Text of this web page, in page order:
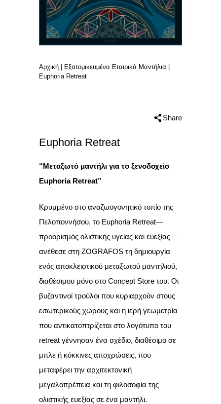
Αρχική Εξατομικευμένα Εταιρικά Μαντήλια
Euphoria Retreat
Euphoria Retreat
Share
“Μεταξωτό μαντήλι για το ξενοδοχείο
Euphoria Retreat”
Κρυμμένο στο αναζωογονητικό τοπίο της
Πελοποννήσου, το Euphoria Retreat—
προορισμός ολιστικής υγείας και ευεξίας—
ανέθεσε στη ZOGRAFOS τη δημιουργία
ενός αποκλειστικού μεταξωτού μαντηλιού,
διαθέσιμου μόνο στο Concept Store του. Οι
βυζαντινοί τρούλοι που κυριαρχούν στους
εσωτερικούς χώρους και η ιερή γεωμετρία
που αντικατοπτρίζεται στο λογότυπο του
retreat γέννησαν ένα σχέδιο, διαθέσιμο σε
μπλε ή κόκκινες αποχρώσεις, που
μεταφέρει την αρχιτεκτονική
μεγαλοπρέπεια και τη φιλοσοφία της
ολιστικής ευεξίας σε ένα μαντήλι.